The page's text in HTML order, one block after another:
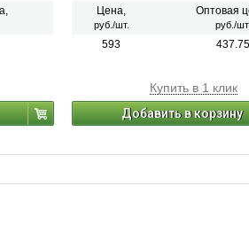
производстве внутренних и
Раствор для газобетона и
применяться в качестве
Цена,
руб./шт.
Оптовая
руб./шт.
593 437.75
Купить в 1 клик
Добавить в корзину